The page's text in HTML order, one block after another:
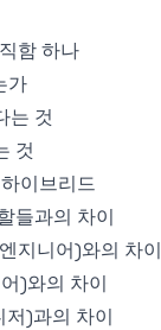
함 하나
가
는 것
것
이브리드
들과의 차이
지니어)와의 차이
)와의 차이
)과의 차이